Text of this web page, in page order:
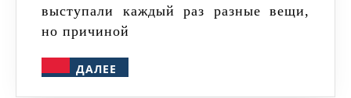
выступали каждый раз разные вещи,
но причиной
ДАЛЕЕ